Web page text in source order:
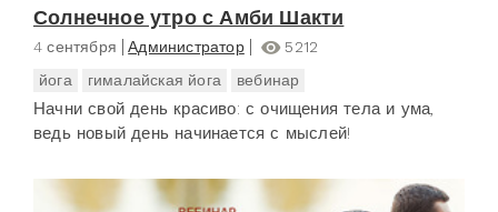
Солнечное утро с Амби Шакти
4 сентября Администратор
5212
йога
гималайская йога вебинар
Начни свой день красиво: с очищения тела и ума,
ведь новый день начинается с мыслей!